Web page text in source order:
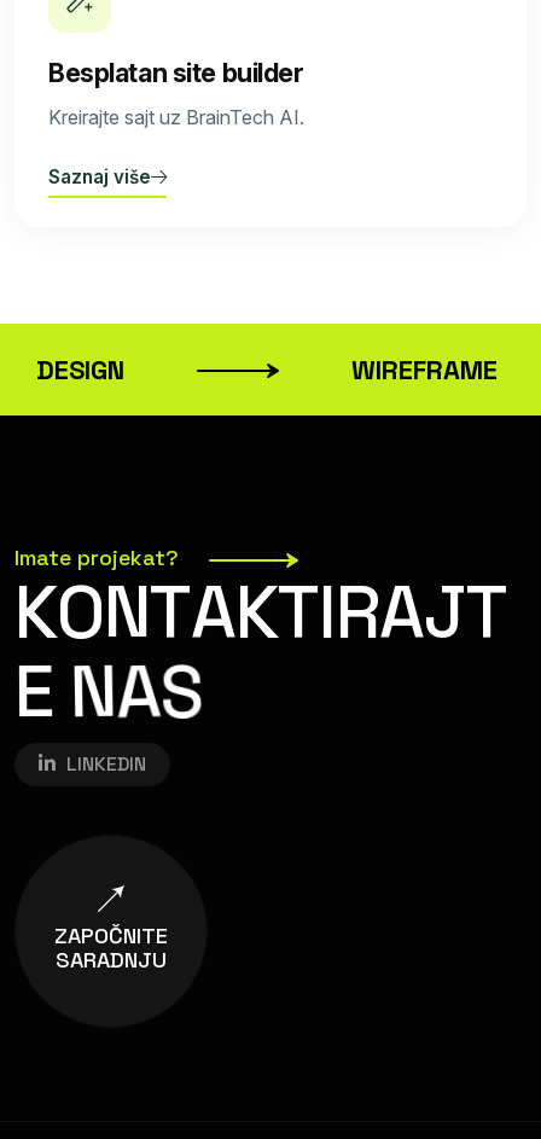
Besplatan site builder
Kreirajte sajt uz BrainTech AI.
Saznaj više
DESIGN WIREFRAME
Imate projekat?
KONTAKTIRAJT
E NAS
LINKEDIN
ZAPOČNITE
SARADNJU